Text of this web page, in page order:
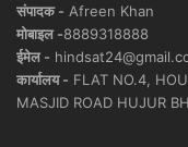
संपादक - Afreen Khan
मोबाइल -8889318888
ईमेल -
कार्यालय - FLAT NO.4,
MASJID ROAD HUJUR